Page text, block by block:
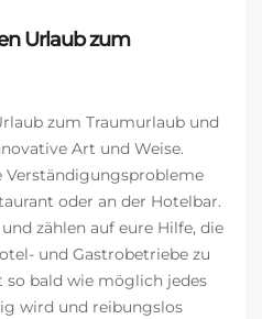
Urlaub zum
zum Traumurlaub und
Art und Weise.
Verständigungsprobleme
oder an der Hotelbar.
zählen auf eure Hilfe, die
und Gastrobetriebe zu
so bald wie möglich jedes
wird und reibungslos